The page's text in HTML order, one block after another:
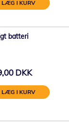
LÆG I KURV
batteri
DKK
LÆG I KURV